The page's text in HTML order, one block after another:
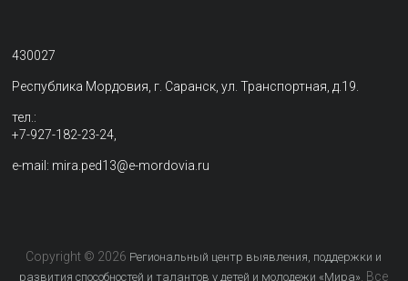
430027
Республика Мордовия, г. Саранск, ул. Транспортная, д.19.
тел.:
+7-927-182-23-24,
e-mail: mira.ped13@e-mordovia.ru
Copyright © 2026 Региональный центр выявления, поддержки и
развития способностей и талантов у детей и молодежи «Мира» . Все